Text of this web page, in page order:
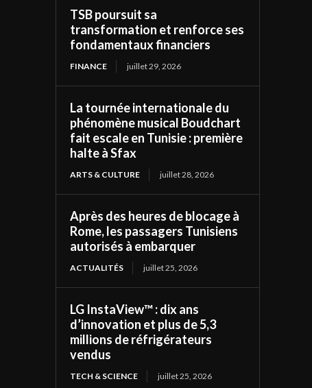
TSB poursuit sa
transformation et renforce ses
fondamentaux financiers
FINANCE juillet 29, 2026
La tournée internationale du
phénomène musical Boudchart
fait escale en Tunisie : première
halte à Sfax
ARTS & CULTURE juillet 28, 2026
Après des heures de blocage à
Rome, les passagers Tunisiens
autorisés à embarquer
ACTUALITÉS juillet 25, 2026
LG InstaView™ : dix ans
d’innovation et plus de 5,3
millions de réfrigérateurs
vendus
TECH & SCIENCE juillet 25, 2026